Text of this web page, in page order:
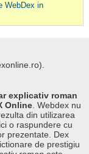
WebDex in
explicativ roman
Online . Webdex nu
din utilizarea
o raspundere cu
prezentate. Dex
de prestigiu